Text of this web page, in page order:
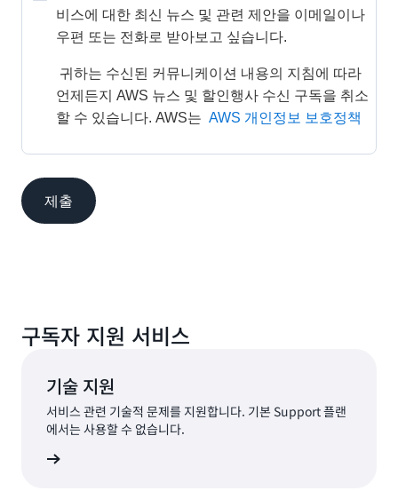
비스에 대한 최신 뉴스 및 관련 제안을 이메일이나
우편 또는 전화로 받아보고 싶습니다.
언제든지 AWS 뉴스 및 할인행사 수신 구독을 취소
할 수 있습니다. AWS는 AWS 개인정보 보호정책
제출
구독자 지원 서비스
기술 지원
서비스 관련 기술적 문제를 지원합니다. 기본 Support 플랜
에서는 사용할 수 없습니다.